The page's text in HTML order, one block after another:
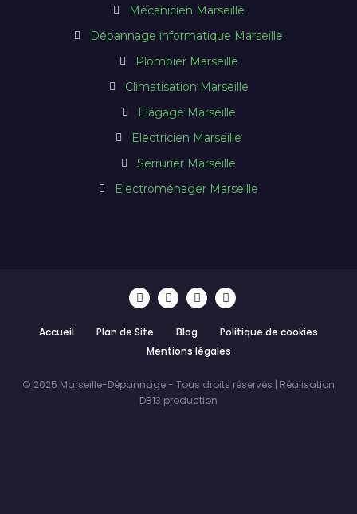
Mécanicien Marseille
Dépannage informatique Marseille
Plombier Marseille
Climatisation Marseille
Elagage Marseille
Electricien Marseille
Serrurier Marseille
Electroménager Marseille
Accueil Plan de Site Blog
Politique de cookies
Mentions légales
© 2025 Marseille-Dépannage - Tous droits réservés | Réalisation
DB13 production